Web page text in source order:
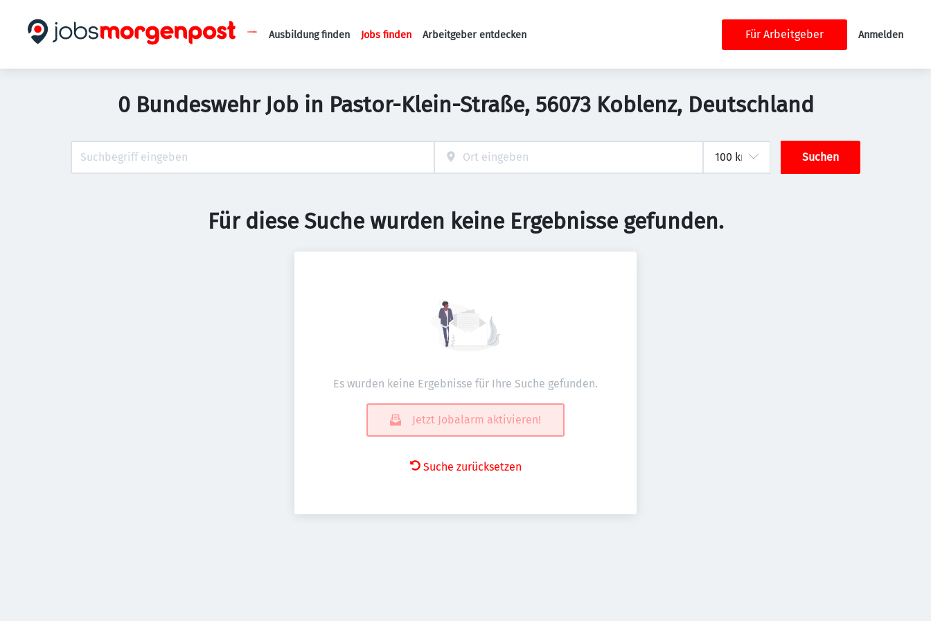
Haupt-Navigation
Ausbildung finden Jobs finden Arbeitgeber entdecken Für Arbeitgeber Anmelden
0 Bundeswehr Job in Pastor-Klein-Straße, 56073 Koblenz, Deutschland
Suchen
Für diese Suche wurden keine Ergebnisse gefunden.
Es wurden keine Ergebnisse für Ihre Suche gefunden.
Jetzt Jobalarm aktivieren!
Suche zurücksetzen